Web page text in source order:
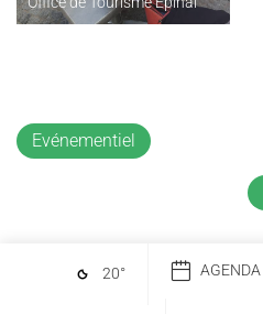
Evénementiel
20° AGENDA